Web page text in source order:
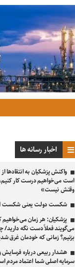
اخبار رسانه ها
است می‌خواهیم درست کار کنیم،
وقتش نیست»
شکست دولت یعنی شکست
پزشکیان: هر زمان می‌خواهیم
می‌گویند فعلاً دست نگه دارید/
بزنیم؟ زمانی که خودمان غرق
هشدار ربیعی درباره فرسایش
سرمایه اصلی شما اعتماد مردم